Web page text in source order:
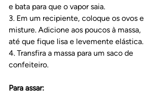
e bata para que o vapor saia.
3. Em um recipiente, coloque os ovos e
misture. Adicione aos poucos à massa,
até que fique lisa e levemente elástica.
4. Transfira a massa para um saco de
confeiteiro.
Para assar: